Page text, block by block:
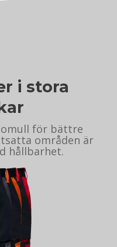
i stora
för bättre
områden är
hållbarhet.